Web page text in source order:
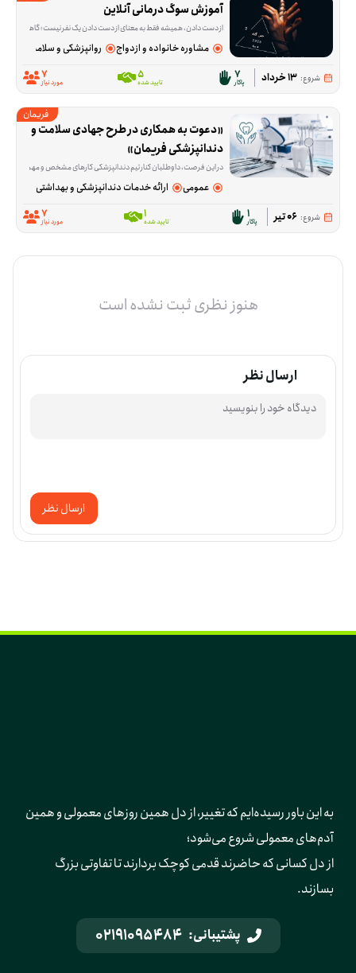
آموزش سوگ درمانی آنلاین
از دست دادن، همیشه فقط به معنای از دست دادن یک نفر نیست؛ گاهی آدم‌ها با فقدان آرامش، امنیت یا بخشی از زندگی روزمره‌شان هم درگیر می‌شوند و حرف زدن
مشاوره خانواده و ازدواج روانپزشکی و سلامت روان
شروع: 13 خرداد 7
پاکار 5
تایید شده 7
مورد نیاز
فریمان
«دعوت به همکاری در طرح جهادی سلامت و
دندانپزشکی فریمان»
در این فرصت، داوطلبان کنار تیم دندانپزشکی کارهای مشخص و مهمی را پیش می‌برند؛ از آماده‌سازی و ضدعفونی تجهیزات و آماده کردن مواد مصرفی گرفته تا پذیرش و
عمومی ارائه خدمات دندانپزشکی و بهداشتی
شروع: 06 تیر 1پاکار 1تایید شده 7
مورد نیاز
هنوز نظری ثبت نشده است
ارسال نظر
ارسال نظر
به این باور رسیده‌ایم که تغییر، از دل همین روزهای معمولی و همین
آدم‌های معمولی شروع می‌شود؛
از دل کسانی که حاضرند قدمی کوچک بردارند تا تفاوتی بزرگ
بسازند.
پشتیبانی: 02191095484